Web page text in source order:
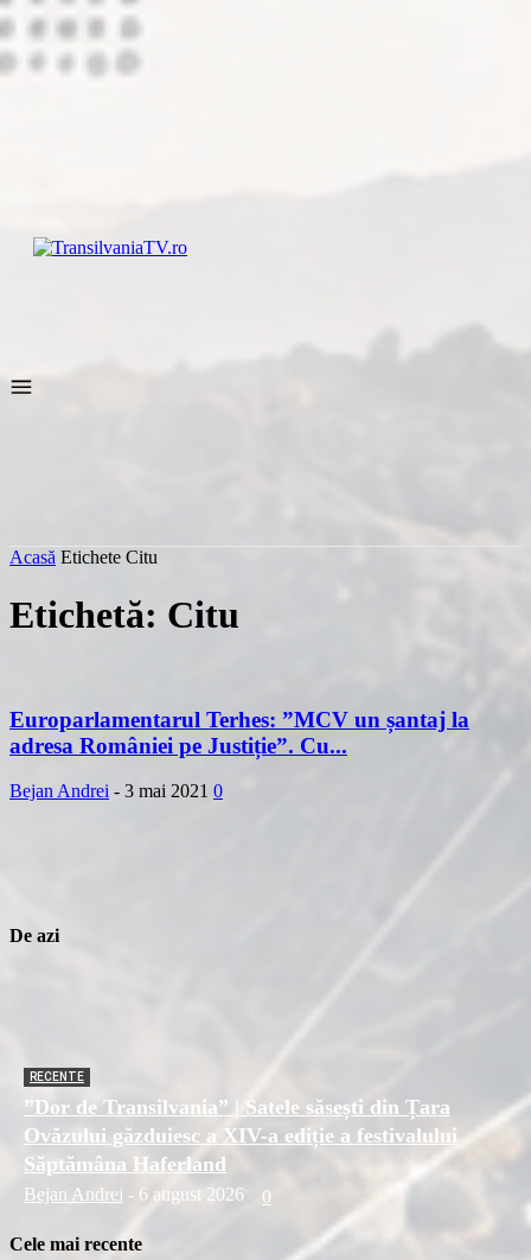
Acasă Etichete Citu
Etichetă: Citu
Europarlamentarul Terhes: ”MCV un șantaj la
adresa României pe Justiție”. Cu...
Bejan Andrei - 3 mai 2021 0
De azi
RECENTE
”Dor de Transilvania” | Satele săsești din Țara
Ovăzului găzduiesc a XIV-a ediție a festivalului
Săptămâna Haferland
Bejan Andrei - 6 august 2026 0
Cele mai recente